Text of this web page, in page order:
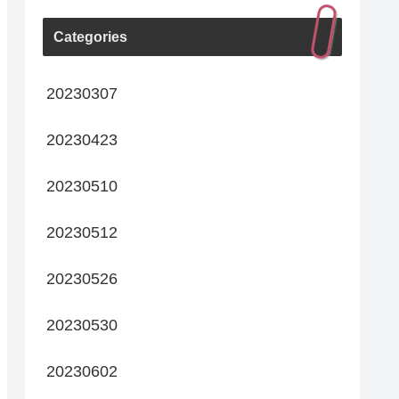
Categories
20230307
20230423
20230510
20230512
20230526
20230530
20230602